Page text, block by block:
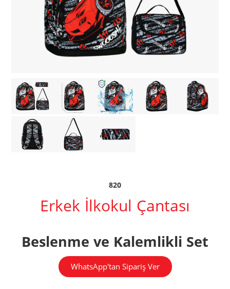
820
Erkek İlkokul Çantası
Beslenme ve Kalemlikli Set
WhatsApp'tan Sipariş Ver